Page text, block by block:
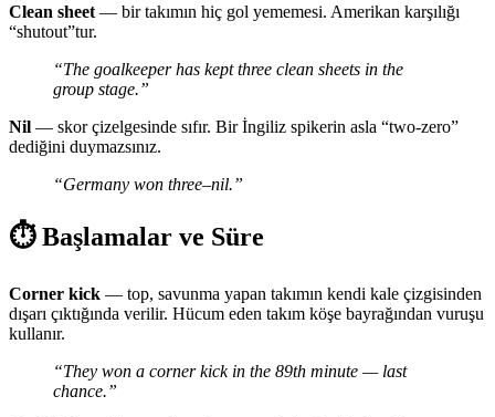
Clean sheet — bir takımın hiç gol yememesi. Amerikan karşılığı
“shutout”tur.
“The goalkeeper has kept three clean sheets in the
group stage.”
Nil — skor çizelgesinde sıfır. Bir İngiliz spikerin asla “two-zero”
dediğini duymazsınız.
“Germany won three–nil.”
⏱️ Başlamalar ve Süre
Corner kick — top, savunma yapan takımın kendi kale çizgisinden
dışarı çıktığında verilir. Hücum eden takım köşe bayrağından vuruşu
kullanır.
“They won a corner kick in the 89th minute — last
chance.”